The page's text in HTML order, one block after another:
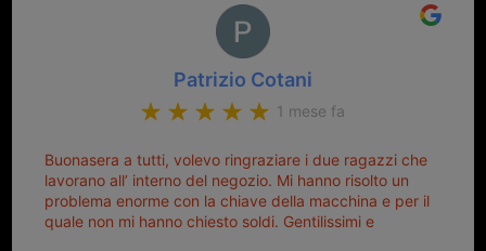
Patrizio Cotani
1 mese fa
Buonasera a tutti, volevo ringraziare i due ragazzi che
lavorano all’ interno del negozio. Mi hanno risolto un
problema enorme con la chiave della macchina e per il
quale non mi hanno chiesto soldi. Gentilissimi e